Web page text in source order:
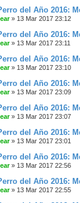
del Año 2016:
» 13 Mar 2017 23:12
del Año 2016:
» 13 Mar 2017 23:11
del Año 2016:
» 13 Mar 2017 23:10
del Año 2016:
» 13 Mar 2017 23:09
del Año 2016:
» 13 Mar 2017 23:07
del Año 2016:
» 13 Mar 2017 23:01
del Año 2016:
» 13 Mar 2017 22:56
del Año 2016:
» 13 Mar 2017 22:55